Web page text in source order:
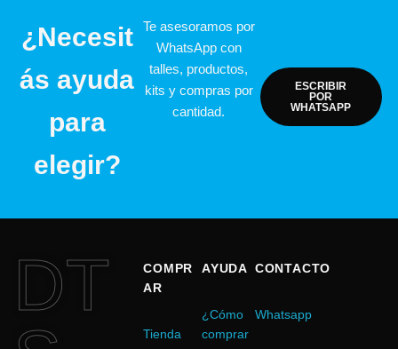
¿Necesit
ás ayuda
para
elegir?
Te asesoramos por
WhatsApp con
talles, productos,
kits y compras por
cantidad.
ESCRIBIR
POR
WHATSAPP
DT
COMPR
AR
Tienda
AYUDA
¿Cómo
comprar
CONTACTO
Whatsapp